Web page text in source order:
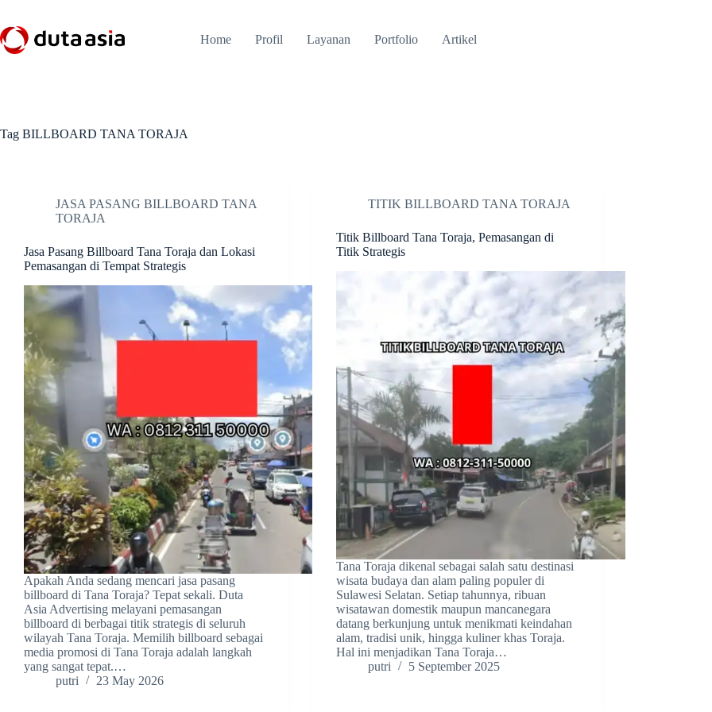
content
Home Profil Layanan Portfolio Artikel
Tag BILLBOARD TANA TORAJA
JASA PASANG BILLBOARD TANA
TORAJA
Jasa Pasang Billboard Tana Toraja dan Lokasi
Pemasangan di Tempat Strategis
Apakah Anda sedang mencari jasa pasang
billboard di Tana Toraja? Tepat sekali. Duta
Asia Advertising melayani pemasangan
billboard di berbagai titik strategis di seluruh
wilayah Tana Toraja. Memilih billboard sebagai
media promosi di Tana Toraja adalah langkah
yang sangat tepat.…
putri
23 May 2026
TITIK BILLBOARD TANA TORAJA
Titik Billboard Tana Toraja, Pemasangan di
Titik Strategis
Tana Toraja dikenal sebagai salah satu destinasi
wisata budaya dan alam paling populer di
Sulawesi Selatan. Setiap tahunnya, ribuan
wisatawan domestik maupun mancanegara
datang berkunjung untuk menikmati keindahan
alam, tradisi unik, hingga kuliner khas Toraja.
Hal ini menjadikan Tana Toraja…
putri
5 September 2025